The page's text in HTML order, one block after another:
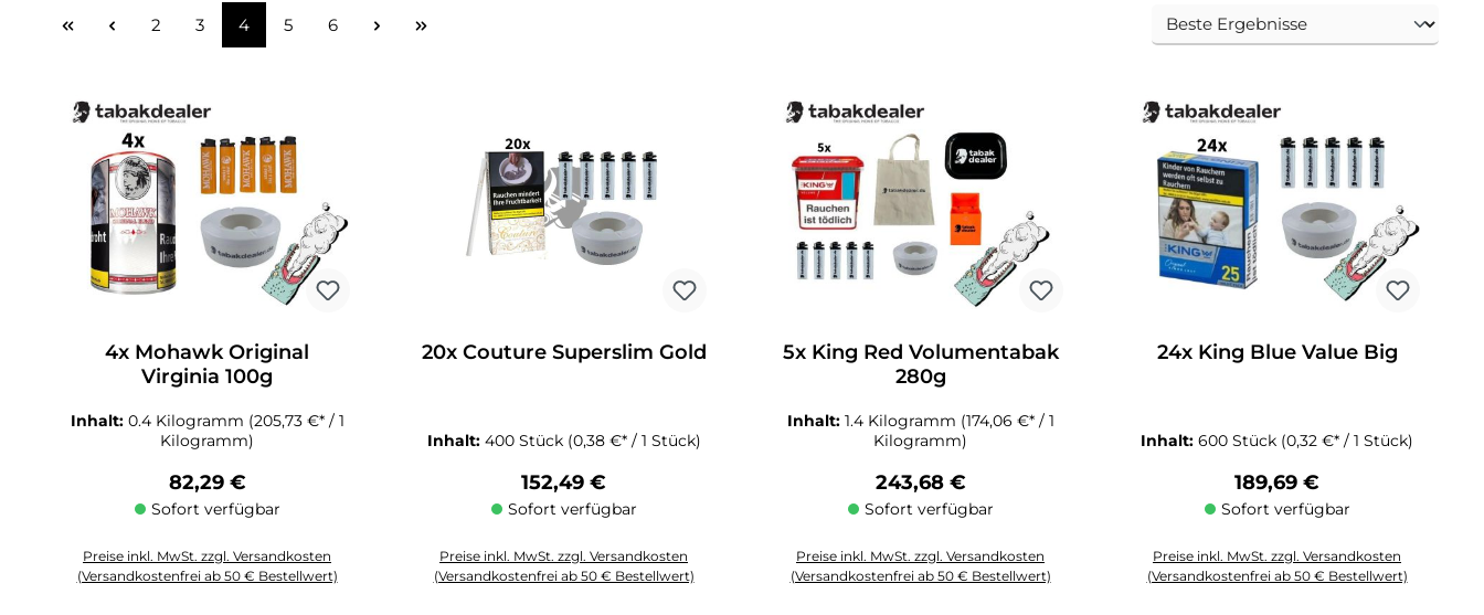
Seite
2 Seite
3 Seite
4 Seite
5 Seite
6
4x Mohawk Original
Virginia 100g
Inhalt: 0.4 Kilogramm (205,73 €* / 1
Kilogramm)
Regulärer Preis:
82,29 €
Sofort verfügbar
Preise inkl. MwSt. zzgl. Versandkosten
(Versandkostenfrei ab 50 € Bestellwert)
20x Couture Superslim Gold
Inhalt: 400 Stück (0,38 €* / 1 Stück)
Regulärer Preis:
152,49 €
Sofort verfügbar
Preise inkl. MwSt. zzgl. Versandkosten
(Versandkostenfrei ab 50 € Bestellwert)
5x King Red Volumentabak
280g
Inhalt: 1.4 Kilogramm (174,06 €* / 1
Kilogramm)
Regulärer Preis:
243,68 €
Sofort verfügbar
Preise inkl. MwSt. zzgl. Versandkosten
(Versandkostenfrei ab 50 € Bestellwert)
24x King Blue Value Big
Inhalt: 600 Stück (0,32 €* / 1 Stück)
Regulärer Preis:
189,69 €
Sofort verfügbar
Preise inkl. MwSt. zzgl. Versandkosten
(Versandkostenfrei ab 50 € Bestellwert)